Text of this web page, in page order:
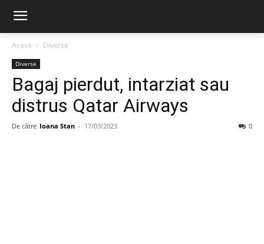
Acasă Diverse
Diverse
Bagaj pierdut, intarziat sau
distrus Qatar Airways
De către Ioana Stan - 17/03/2023 0